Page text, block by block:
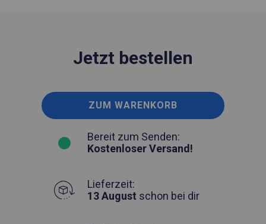
Jetzt bestellen
ZUM WARENKORB
Bereit zum Senden:
Kostenloser Versand!
Lieferzeit:
13 August schon bei dir